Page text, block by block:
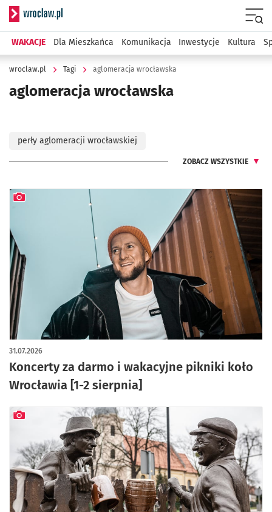
Serwis informacyjny wroclaw.pl
WAKACJE Dla Mieszkańca Komunikacja Inwestycje Kultura
wroclaw.pl Tagi aglomeracja wrocławska
aglomeracja wrocławska
perły aglomeracji wrocławskiej
ZOBACZ WSZYSTKIE
Koncerty za darmo i wakacyjne pikniki koło
Wrocławia [1-2 sierpnia]
31.07.2026
artykuł z galerią zdjęć